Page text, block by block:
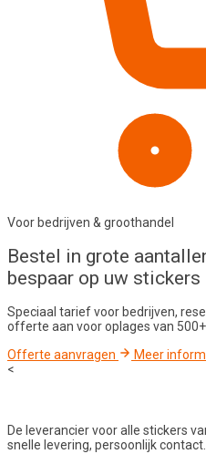
Voor bedrijven & groothandel
Bestel in grote
bespaar op uw stickers
Speciaal tarief voor bedrijven,
offerte aan voor oplages van
Offerte aanvragen
Meer
<
De leverancier voor alle stickers
snelle levering, persoonlijk contact.